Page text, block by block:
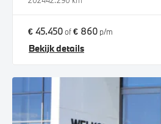
€ 45.450of€ 860 p/m
Bekijk details